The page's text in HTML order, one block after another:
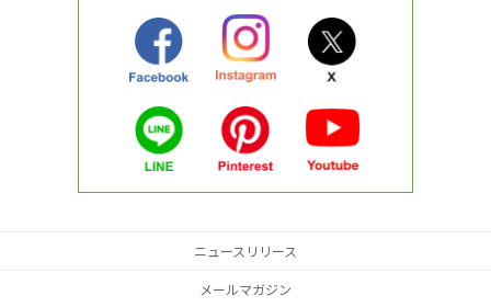
ニュースリリース
メールマガジン